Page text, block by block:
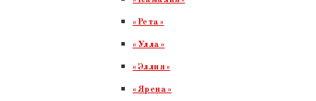
«Рета»
«Улла»
«Эллия»
«Ярена»